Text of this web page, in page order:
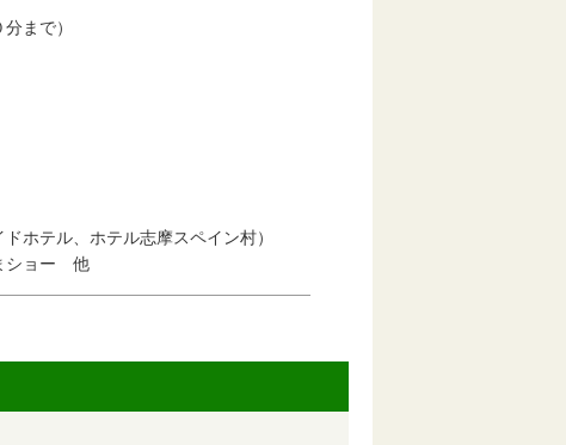
まで）
テル、ホテル志摩スペイン村）
ショー 他